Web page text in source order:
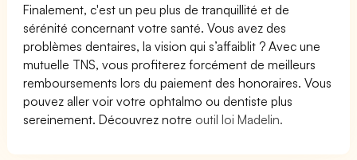
Finalement, c'est un peu plus de tranquillité et de
sérénité concernant votre santé. Vous avez des
problèmes dentaires, la vision qui s’affaiblit ? Avec une
mutuelle TNS, vous profiterez forcément de meilleurs
remboursements lors du paiement des honoraires. Vous
pouvez aller voir votre ophtalmo ou dentiste plus
sereinement. Découvrez notre outil loi Madelin.